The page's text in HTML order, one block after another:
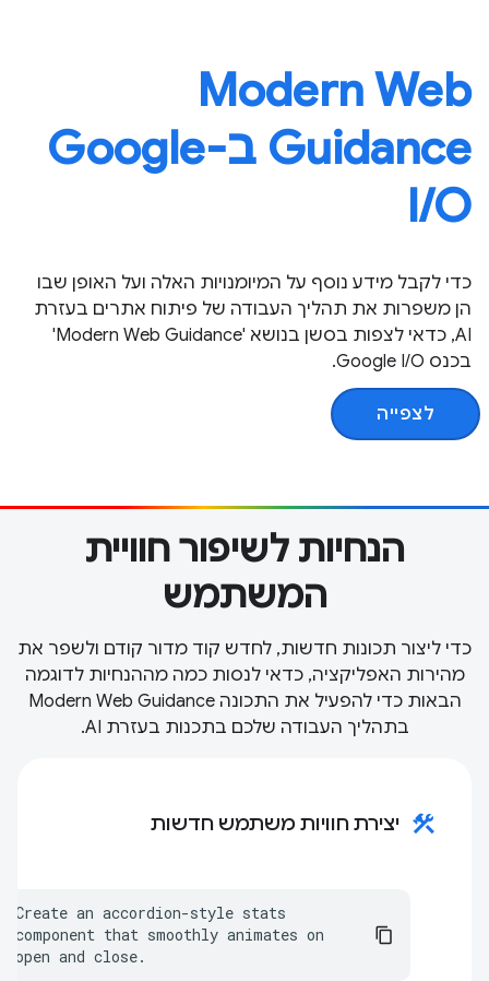
Modern Web
Guidance ב-Google
I / O
כדי לקבל מידע נוסף על המיומנויות האלה ועל האופן שבו
הן משפרות את תהליך העבודה של פיתוח אתרים בעזרת
AI, כדאי לצפות בסשן בנושא 'Modern Web Guidance'
בכנס Google I/O.
לצפייה
הנחיות לשיפור חוויית
המשתמש
כדי ליצור תכונות חדשות, לחדש קוד מדור קודם ולשפר את
מהירות האפליקציה, כדאי לנסות כמה מההנחיות לדוגמה
הבאות כדי להפעיל את התכונה Modern Web Guidance
בתהליך העבודה שלכם בתכנות בעזרת AI.
construction יצירת חוויות משתמש חדשות
Create an accordion-style stats
component that smoothly animates on
open and close.